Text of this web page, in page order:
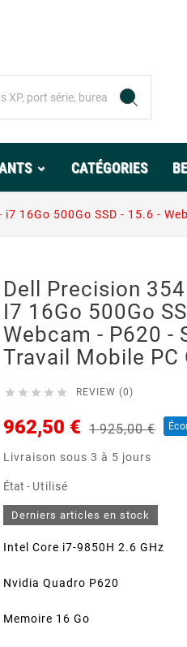
CATÉGORIES
16Go 500Go SSD - 15.6 -
Dell Precision
I7 16Go 500Go
Webcam - P620 -
Travail Mobile PC
     REVIEW (0)
962,50 € 1 925,00 €
Livraison sous 3 à 5 jours
État - Utilisé
Derniers articles en stock
Intel Core i7-9850H 2.6 GHz
Nvidia Quadro P620
Memoire 16 Go